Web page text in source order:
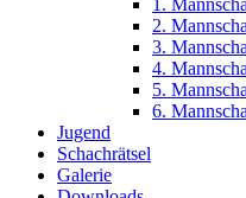
1.
2.
3.
4.
5.
6.
Jugend
Schachrätsel
Galerie